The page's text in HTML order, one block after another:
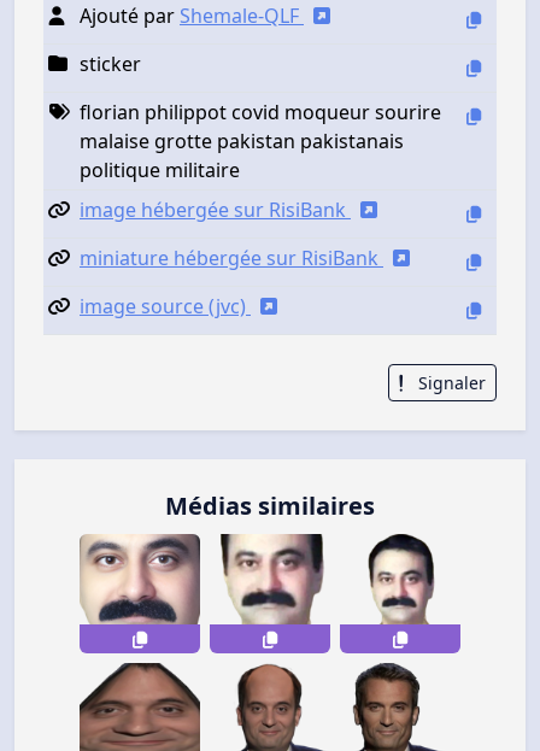
Ajouté par Shemale-QLF
sticker
florian philippot covid moqueur sourire
malaise grotte pakistan pakistanais
politique militaire
image hébergée sur RisiBank
miniature hébergée sur RisiBank
image source (jvc)
Signaler
Médias similaires